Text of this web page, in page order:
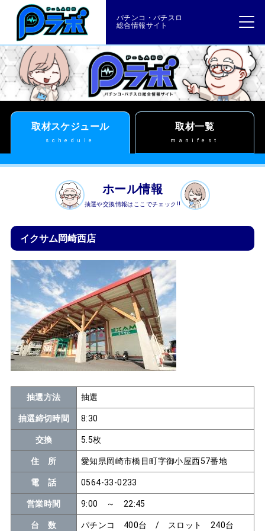
パチンコ・パチスロ
総合情報サイト
取材スケジュール
schedule
取材一覧
manifest
ホール情報
抽選や交換情報はここでチェック!!
イクサム岡崎西店
抽選方法 抽選
抽選締切時間 8:30
交換 5.5枚
住 所 愛知県岡崎市橋目町字御小屋西57番地
電 話 0564-33-0233
営業時間 9:00 ～ 22:45
台 数 パチンコ 400台 / スロット 240台